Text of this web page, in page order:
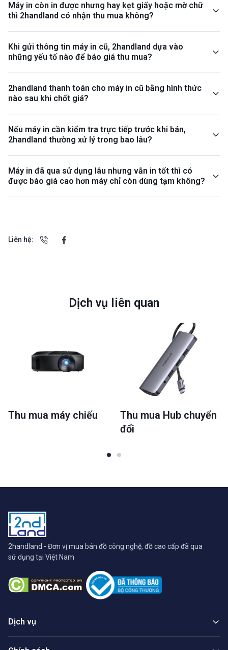
Máy in còn in được nhưng hay kẹt giấy hoặc mờ chữ
thì 2handland có nhận thu mua không?
Khi gửi thông tin máy in cũ, 2handland dựa vào
những yếu tố nào để báo giá thu mua?
2handland thanh toán cho máy in cũ bằng hình thức
nào sau khi chốt giá?
Nếu máy in cần kiểm tra trực tiếp trước khi bán,
2handland thường xử lý trong bao lâu?
Máy in đã qua sử dụng lâu nhưng vẫn in tốt thì có
được báo giá cao hơn máy chỉ còn dùng tạm không?
Liên hệ:
Dịch vụ liên quan
Thu mua máy chiếu
Thu mua Hub chuyển
đổi
2handland - Đơn vị mua bán đồ công nghệ, đồ cao cấp đã qua
sử dụng tại Việt Nam
Dịch vụ